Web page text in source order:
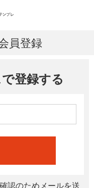
員登録
登録する
認のためメールを送